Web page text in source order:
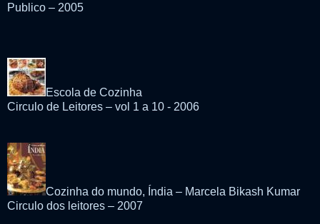
Publico – 2005
Escola de Cozinha
Circulo de Leitores – vol 1 a 10 - 2006
Cozinha do mundo, Índia – Marcela Bikash Kumar
Circulo dos leitores – 2007